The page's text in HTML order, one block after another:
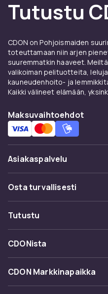
Tutustu
CDON on Pohjoismaiden
toteuttamaan niin arjen
suuremmatkin haaveet.
valikoiman pelituotteita,
kauneudenhoito- ja
Kaikki välineet elämään,
Maksuvaihtoehdot
Asiakaspalvelu
Usein kysyttyä (UKK)
Seuraa pakettia
Ota yhteyttä
Osta turvallisesti
Maksuvaihtoehdot
Toimitus
Takaisinvedot
Tutustu
Kategoriat
Tuotemerkit
CDONista
Tietoa meistä
Asiakasarvionnit
CDON Markkinapaikka